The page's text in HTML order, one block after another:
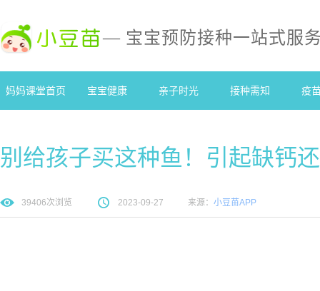
— 宝宝预防接种一站式服
妈妈课堂首页 宝宝健康 亲子时光 接种需知 疫
别给孩子买这种鱼！引起缺钙
39406次浏览 2023-09-27 来源： 小豆苗APP